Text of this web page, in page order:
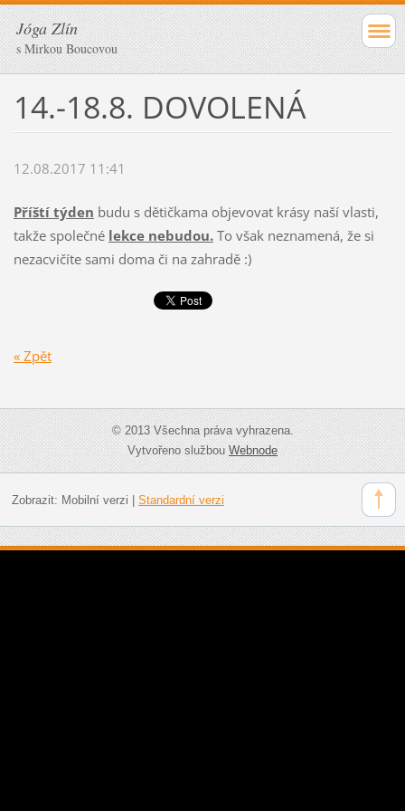
Jóga Zlín
s Mirkou Boucovou
14.-18.8. DOVOLENÁ
12.08.2017 11:41
Příští týden budu s dětičkama objevovat krásy naší vlasti,
takže společné lekce nebudou.To však neznamená, že si
nezacvičíte sami doma či na zahradě :)
« Zpět
© 2013 Všechna práva vyhrazena.
Vytvořeno službouWebnode
Zobrazit: Mobilní verzi Standardní verzi